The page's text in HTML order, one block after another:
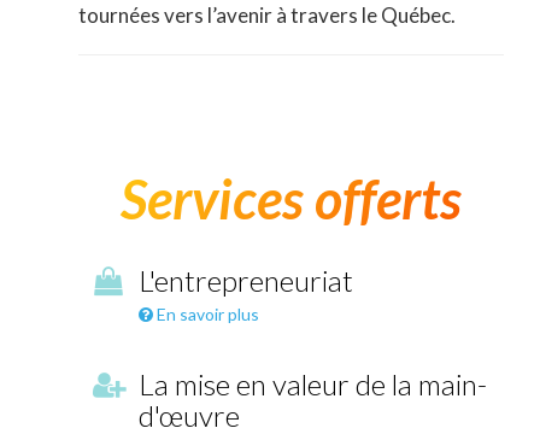
tournées vers l’avenir à travers le Québec.
Services offerts
L'entrepreneuriat
En savoir plus
La mise en valeur de la main-
d'œuvre